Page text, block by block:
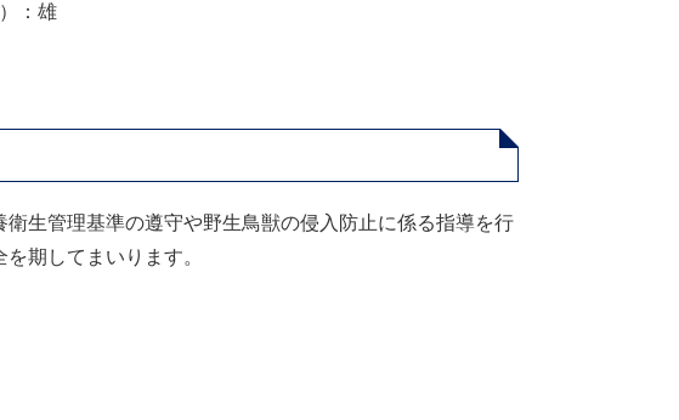
：雄
生管理基準の遵守や野生鳥獣の侵入防止に係る指導を行
期してまいります。